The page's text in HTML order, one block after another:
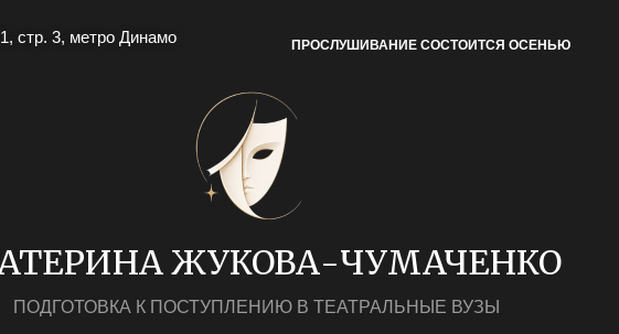
стр. 3, метро Динамо ПРОСЛУШИВАНИЕ СОСТОИТСЯ ОСЕНЬЮ
ЖУКОВА-ЧУМАЧЕНКО
ПОДГОТОВКА К ПОСТУПЛЕНИЮ В ТЕАТРАЛЬНЫЕ ВУЗЫ